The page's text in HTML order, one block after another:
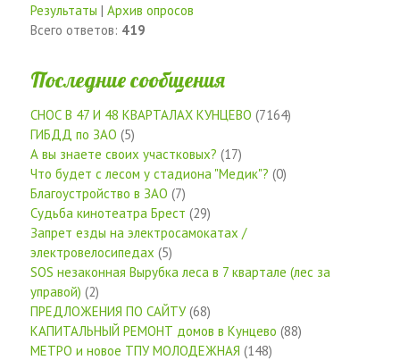
Результаты | Архив опросов
Всего ответов: 419
Последние сообщения
СНОС В 47 И 48 КВАРТАЛАХ КУНЦЕВО (7164)
ГИБДД по ЗАО (5)
А вы знаете своих участковых? (17)
Что будет с лесом у стадиона "Медик"? (0)
Благоустройство в ЗАО (7)
Судьба кинотеатра Брест (29)
Запрет езды на электросамокатах /
электровелосипедах (5)
SOS незаконная Вырубка леса в 7 квартале (лес за
управой) (2)
ПРЕДЛОЖЕНИЯ ПО САЙТУ(68)
КАПИТАЛЬНЫЙ РЕМОНТ домов в Кунцево (88)
МЕТРО и новое ТПУ МОЛОДЕЖНАЯ (148)